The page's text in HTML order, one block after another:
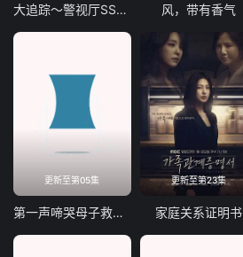
大追踪〜警视厅SSBC强行犯系〜第二季 风，带有香气
更新至第05集
第一声啼哭母子救命急救班
更新至第23集
家庭关系证明书